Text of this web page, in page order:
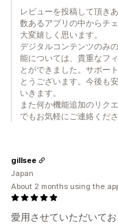
レビューを投稿して頂き
数あるアプリの中からチ
大変嬉しく思います。
デジタルコンテンツのみ
能については、貴重なフ
とができました。サポー
とうございます。今後も
いきます。
また何か機能追加のリク
でもお気軽にご連絡くだ
愛用させていただいてお
gillsee
Japan
About 2 months using the